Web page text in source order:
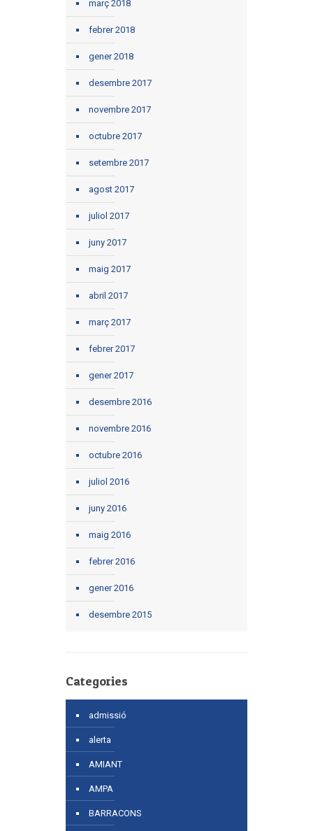
març 2018
febrer 2018
gener 2018
desembre 2017
novembre 2017
octubre 2017
setembre 2017
agost 2017
juliol 2017
juny 2017
maig 2017
abril 2017
març 2017
febrer 2017
gener 2017
desembre 2016
novembre 2016
octubre 2016
juliol 2016
juny 2016
maig 2016
febrer 2016
gener 2016
desembre 2015
Categories
admissió
alerta
AMIANT
AMPA
BARRACONS